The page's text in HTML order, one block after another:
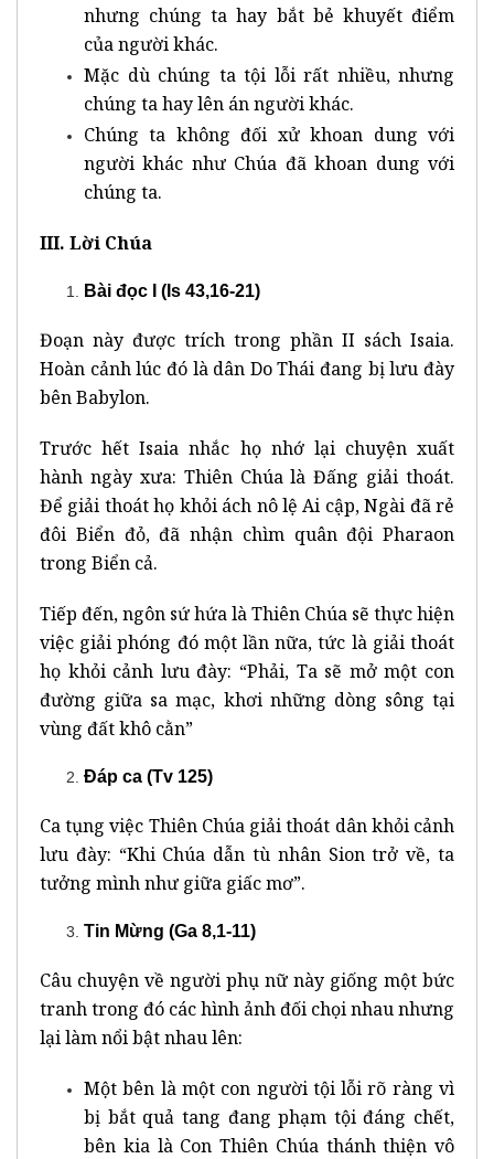
nhưng chúng ta hay bắt bẻ khuyết điểm
của người khác.
Mặc dù chúng ta tội lỗi rất nhiều, nhưng
chúng ta hay lên án người khác.
Chúng ta không đối xử khoan dung với
người khác như Chúa đã khoan dung với
chúng ta.
III. Lời Chúa
Bài đọc I (Is 43,16-21)
Đoạn này được trích trong phần II sách Isaia.
Hoàn cảnh lúc đó là dân Do Thái đang bị lưu đày
bên Babylon.
Trước hết Isaia nhắc họ nhớ lại chuyện xuất
hành ngày xưa: Thiên Chúa là Đấng giải thoát.
Để giải thoát họ khỏi ách nô lệ Ai cập, Ngài đã rẻ
đôi Biển đỏ, đã nhận chìm quân đội Pharaon
trong Biển cả.
Tiếp đến, ngôn sứ hứa là Thiên Chúa sẽ thực hiện
việc giải phóng đó một lần nữa, tức là giải thoát
họ khỏi cảnh lưu đày: “Phải, Ta sẽ mở một con
đường giữa sa mạc, khơi những dòng sông tại
vùng đất khô cằn”
Đáp ca (Tv 125)
Ca tụng việc Thiên Chúa giải thoát dân khỏi cảnh
lưu đày: “Khi Chúa dẫn tù nhân Sion trở về, ta
tưởng mình như giữa giấc mơ”.
Tin Mừng (Ga 8,1-11)
Câu chuyện về người phụ nữ này giống một bức
tranh trong đó các hình ảnh đối chọi nhau nhưng
lại làm nổi bật nhau lên:
Một bên là một con người tội lỗi rõ ràng vì
bị bắt quả tang đang phạm tội đáng chết,
bên kia là Con Thiên Chúa thánh thiện vô